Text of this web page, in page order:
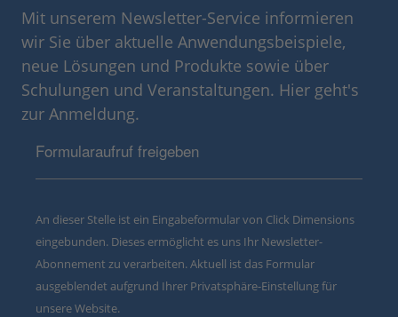
Mit unserem Newsletter-Service informieren
wir Sie über aktuelle Anwendungsbeispiele,
neue Lösungen und Produkte sowie über
Schulungen und Veranstaltungen. Hier geht's
zur Anmeldung.
Formularaufruf freigeben
An dieser Stelle ist ein Eingabeformular von Click Dimensions
eingebunden. Dieses ermöglicht es uns Ihr Newsletter-
Abonnement zu verarbeiten. Aktuell ist das Formular
ausgeblendet aufgrund Ihrer Privatsphäre-Einstellung für
unsere Website.